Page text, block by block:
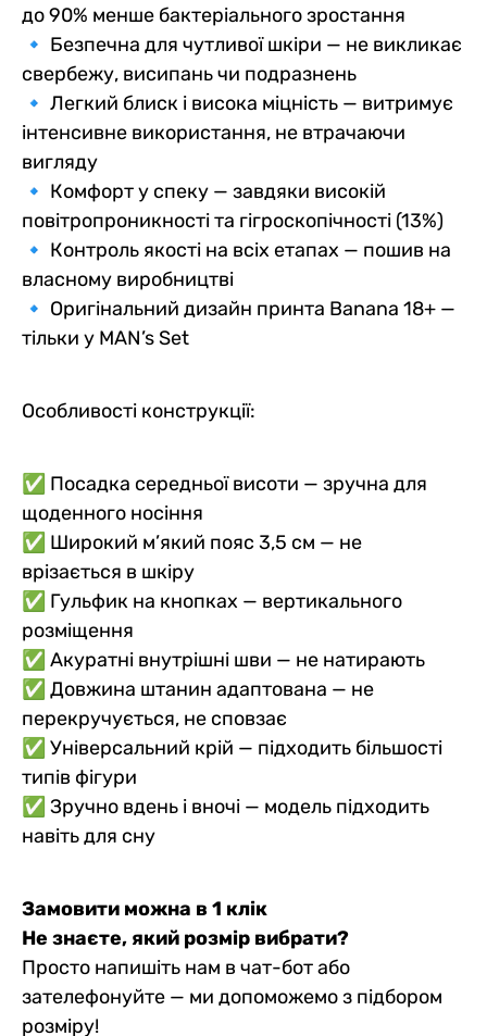
до 90% менше бактеріального зростання
🔹 Безпечна для чутливої шкіри — не викликає
свербежу, висипань чи подразнень
🔹 Легкий блиск і висока міцність — витримує
інтенсивне використання, не втрачаючи
вигляду
🔹 Комфорт у спеку — завдяки високій
повітропроникності та гігроскопічності (13%)
🔹 Контроль якості на всіх етапах — пошив на
власному виробництві
🔹 Оригінальний дизайн принта Banana 18+ —
тільки у MAN’s Set
Особливості конструкції:
✅ Посадка середньої висоти — зручна для
щоденного носіння
✅ Широкий м’який пояс 3,5 см — не
врізається в шкіру
✅ Гульфик на кнопках — вертикального
розміщення
✅ Акуратні внутрішні шви — не натирають
✅ Довжина штанин адаптована — не
перекручується, не сповзає
✅ Універсальний крій — підходить більшості
типів фігури
✅ Зручно вдень і вночі — модель підходить
навіть для сну
Замовити можна в 1 клік
Не знаєте, який розмір вибрати?
Просто напишіть нам в чат-бот або
зателефонуйте — ми допоможемо з підбором
розміру!